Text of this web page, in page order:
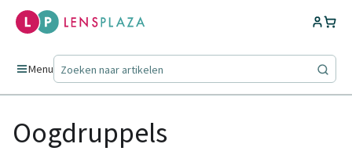
Menu
Oogdruppels